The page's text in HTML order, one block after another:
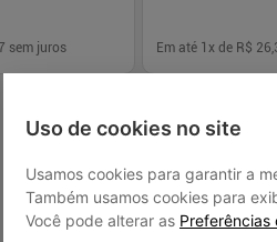
Uso de cookies no site
Usamos cookies para garantir a
Também usamos cookies para
Você pode alterar as Preferências
sem juros Em até 1 x de R$
- +